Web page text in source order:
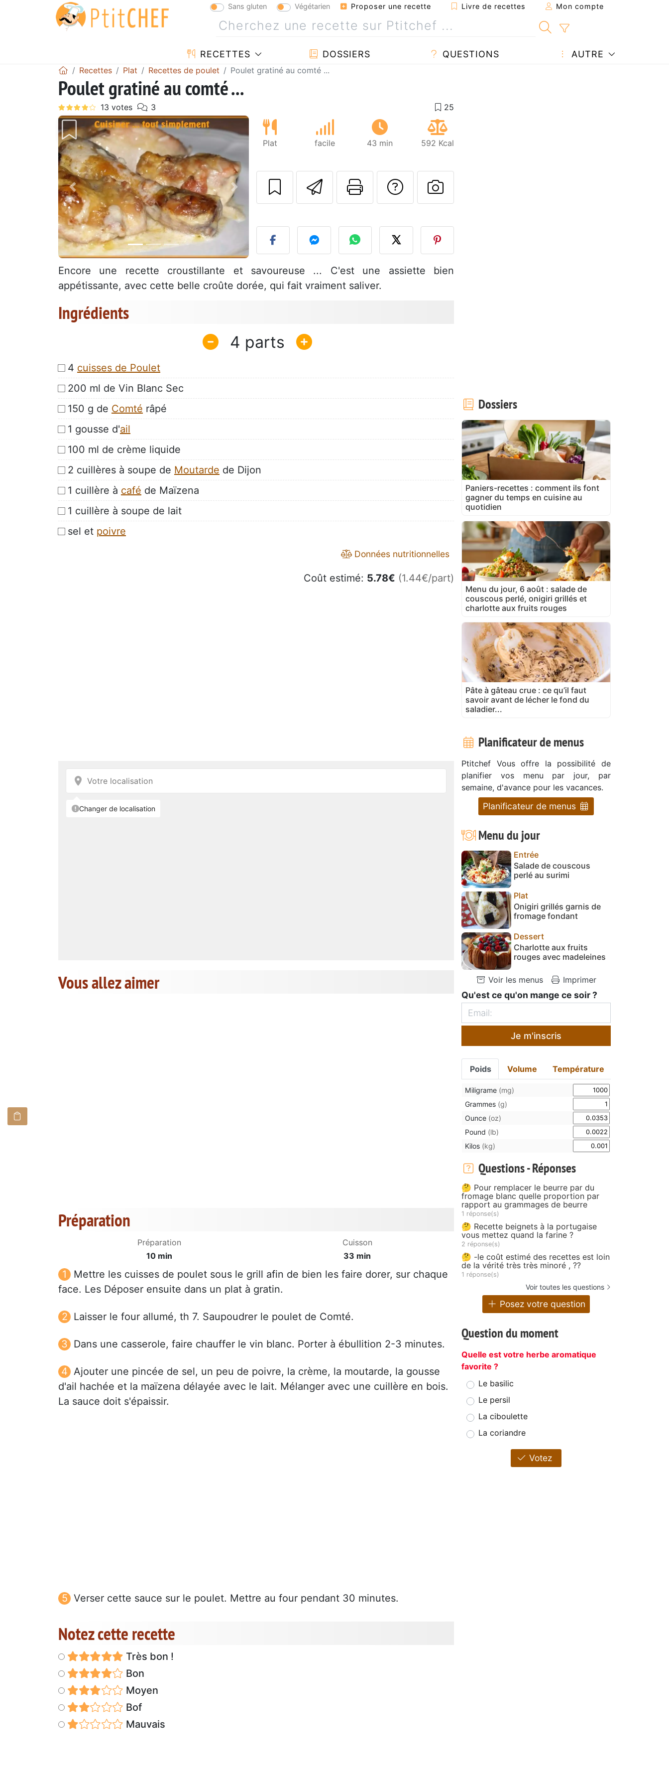
Sans gluten Végétarien Proposer une recette Livre de recettes Mon compte
RECETTES DOSSIERS QUESTIONS AUTRE
Recettes Plat Recettes de poulet Poulet gratiné au comté ...
Poulet gratiné au comté ...
Précédent Suivant
Plat facile 43 min 592 Kcal
Envoyer cette recette à un ami
Imprimer cette page
Poser une question à l'auteur
Publier votre photo de cette
Encore une recette croustillante et savoureuse ... C'est une assiette bien
appétissante, avec cette belle croûte dorée, qui fait vraiment saliver.
Ingrédients
4
4 cuisses de Poulet
200 ml de Vin Blanc Sec
150 g de Comté râpé
1 gousse d'ail
100 ml de crème liquide
2 cuillères à soupe de Moutarde de Dijon
1 cuillère à café de Maïzena
1 cuillère à soupe de lait
sel et poivre
Données nutritionnelles
Coût estimé: 5.78€ (1.44€/part)
Vous allez aimer
Préparation
Préparation
10 min
Cuisson
33 min
Mettre les cuisses de poulet sous le grill afin de bien les faire dorer, sur chaque
face. Les Déposer ensuite dans un plat à gratin.
Laisser le four allumé, th 7. Saupoudrer le poulet de Comté.
Dans une casserole, faire chauffer le vin blanc. Porter à ébullition 2-3 minutes.
Ajouter une pincée de sel, un peu de poivre, la crème, la moutarde, la gousse
d'ail hachée et la maïzena délayée avec le lait. Mélanger avec une cuillère en bois.
La sauce doit s'épaissir.
Verser cette sauce sur le poulet. Mettre au four pendant 30 minutes.
Notez cette recette
Très bon !
Bon
Moyen
Bof
Mauvais
Dossiers
Paniers-recettes : comment ils font
gagner du temps en cuisine au
quotidien
Menu du jour, 6 août : salade de
couscous perlé, onigiri grillés et
charlotte aux fruits rouges
Pâte à gâteau crue : ce qu’il faut
savoir avant de lécher le fond du
saladier...
Planificateur de menus
Ptitchef Vous offre la possibilité de
planifier vos menu par jour, par
semaine, d'avance pour les vacances.
Planificateur de menus
Menu du jour
Entrée
Salade de couscous
perlé au surimi
Plat
Onigiri grillés garnis de
fromage fondant
Dessert
Charlotte aux fruits
rouges avec madeleines
Voir les menus Imprimer
Qu'est ce qu'on mange ce soir ?
Je m'inscris
Poids Volume Température
Miligrame (mg)
Grammes (g)
Ounce (oz)
Pound (lb)
Kilos (kg)
Questions - Réponses
🤔 Pour remplacer le beurre par du
fromage blanc quelle proportion par
rapport au grammages de beurre
1 réponse(s)
🤔 Recette beignets à la portugaise
vous mettez quand la farine ?
2 réponse(s)
🤔 -le coût estimé des recettes est loin
de la vérité très très minoré , ??
1 réponse(s)
Voir toutes les questions
Posez votre question
Question du moment
Quelle est votre herbe aromatique
favorite ?
Le basilic
Le persil
La ciboulette
La coriandre
Votez